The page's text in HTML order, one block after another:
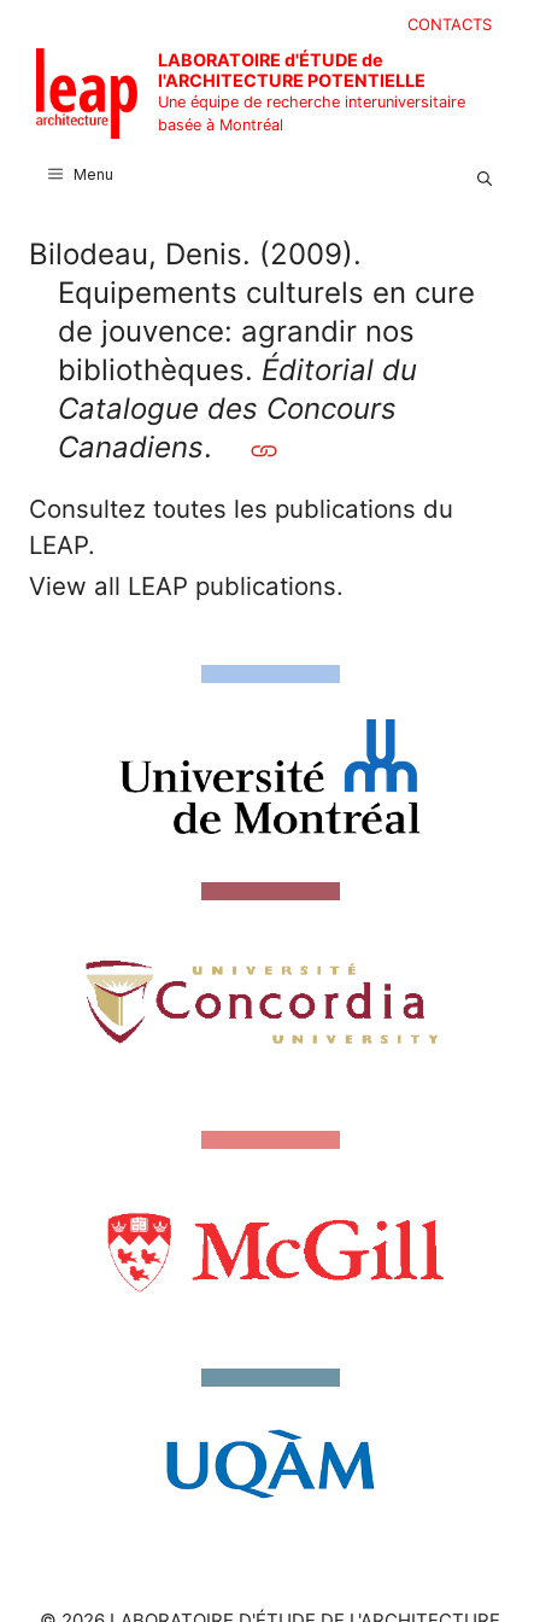
contenu
CONTACTS
LABORATOIRE d'ÉTUDE de
l'ARCHITECTURE POTENTIELLE
Une équipe de recherche interuniversitaire
basée à Montréal
Menu
Bilodeau, Denis. (2009).
Equipements culturels en cure
de jouvence: agrandir nos
bibliothèques. Éditorial du
Catalogue des Concours
Canadiens.
Consultez toutes les publications du
LEAP.
View all LEAP publications.